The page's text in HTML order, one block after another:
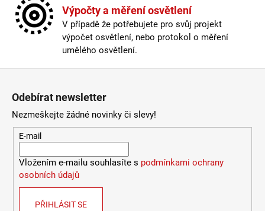
Výpočty a měření osvětlení
V případě že potřebujete pro svůj projekt
výpočet osvětlení, nebo protokol o měření
umělého osvětlení.
Odebírat newsletter
Nezmeškejte žádné novinky či slevy!
E-mail
Vložením e-mailu souhlasíte s podmínkami ochrany
osobních údajů
PŘIHLÁSIT SE